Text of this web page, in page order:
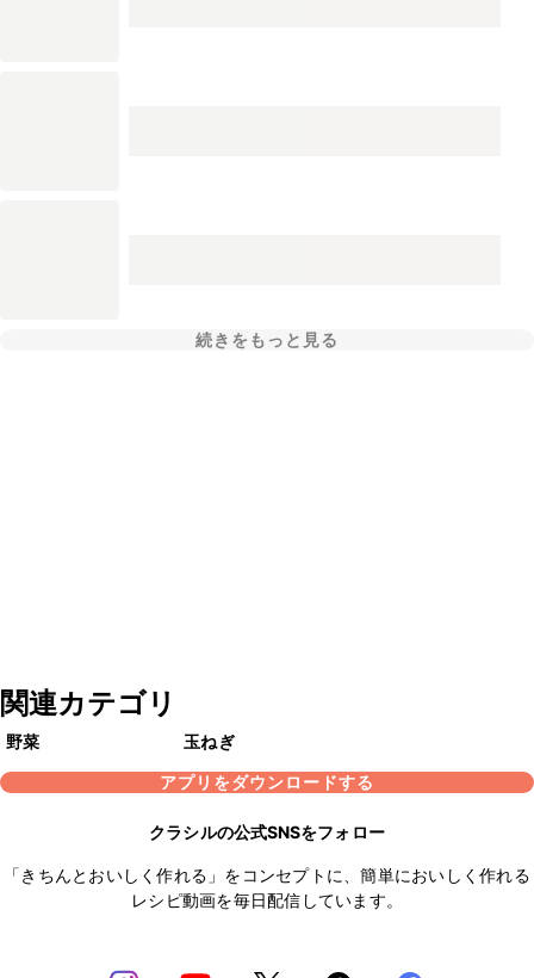
続きをもっと見る
関連カテゴリ
野菜
玉ねぎ
アプリをダウンロードする
クラシルの公式SNSをフォロー
「きちんとおいしく作れる」をコンセプトに、簡単においしく作れる
レシピ動画を毎日配信しています。